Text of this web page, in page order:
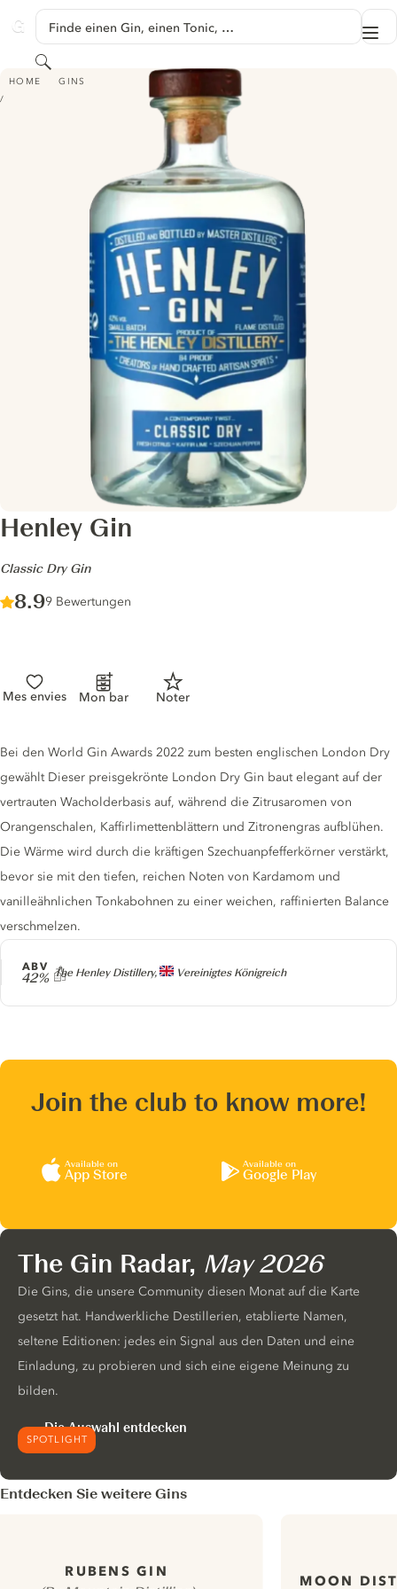
GINVENTORY
Finde einen Gin, einen Tonic, …
Suchen
HOME GINS
HENLEY GIN - CLASSIC DRY GIN
Henley Gin
-
Classic Dry Gin
Score :
8.9/ 10
9 Bewertungen
Mes envies Mon bar Noter
Producer
The Henley Distillery, Vereinigtes Königreich
ABV
42%
Gin description
Bei den World Gin Awards 2022 zum besten englischen London Dry
gewählt Dieser preisgekrönte London Dry Gin baut elegant auf der
vertrauten Wacholderbasis auf, während die Zitrusaromen von
Orangenschalen, Kaffirlimettenblättern und Zitronengras aufblühen.
Die Wärme wird durch die kräftigen Szechuanpfefferkörner verstärkt,
bevor sie mit den tiefen, reichen Noten von Kardamom und
vanilleähnlichen Tonkabohnen zu einer weichen, raffinierten Balance
verschmelzen.
Join the club to know more!
Available on
App Store
Available on
Google Play
SPOTLIGHT
The Gin Radar, May 2026
Die Gins, die unsere Community diesen Monat auf die Karte
gesetzt hat. Handwerkliche Destillerien, etablierte Namen,
seltene Editionen: jedes ein Signal aus den Daten und eine
Einladung, zu probieren und sich eine eigene Meinung zu
bilden.
Die Auswahl entdecken
Entdecken Sie weitere Gins
RUBENS GIN
MOON